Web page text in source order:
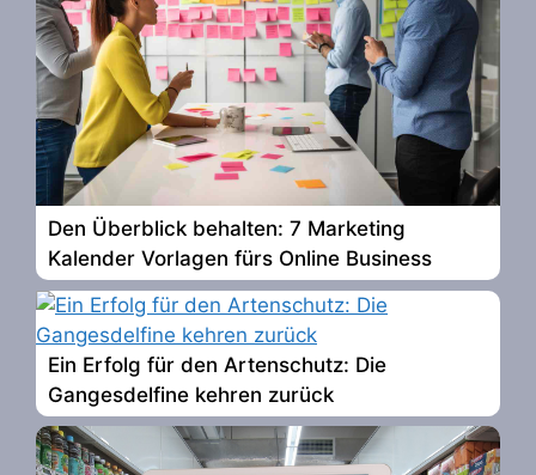
Den Überblick behalten: 7 Marketing
Kalender Vorlagen fürs Online Business
Ein Erfolg für den Artenschutz: Die
Gangesdelfine kehren zurück